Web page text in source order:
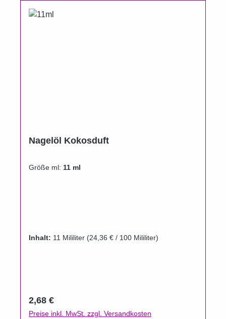
Nagelöl Kokosduft
Größe ml: 11 ml
Inhalt: 11 Mililiter (24,36 € / 100 Mililiter)
Regulärer Preis:
2,68 €
Preise inkl. MwSt. zzgl. Versandkosten